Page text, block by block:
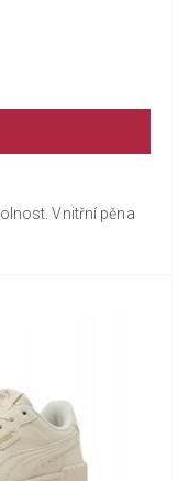
Vnitřní pěna